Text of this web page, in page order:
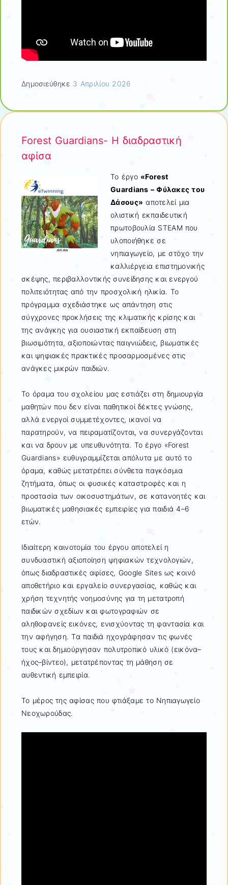
Δημοσιεύθηκε 3 Απριλίου 2026
Forest Guardians- Η διαδραστική
αφίσα
Το έργο «Forest
Guardians – Φύλακες του
Δάσους» αποτελεί μια
ολιστική εκπαιδευτική
πρωτοβουλία STEAM που
υλοποιήθηκε σε
νηπιαγωγείο, με στόχο την
καλλιέργεια επιστημονικής
σκέψης, περιβαλλοντικής συνείδησης και ενεργού
πολιτειότητας από την προσχολική ηλικία. Το
πρόγραμμα σχεδιάστηκε ως απάντηση στις
σύγχρονες προκλήσεις της κλιματικής κρίσης και
της ανάγκης για ουσιαστική εκπαίδευση στη
βιωσιμότητα, αξιοποιώντας παιγνιώδεις, βιωματικές
και ψηφιακές πρακτικές προσαρμοσμένες στις
ανάγκες μικρών παιδιών.
Το όραμα του σχολείου μας εστιάζει στη δημιουργία
μαθητών που δεν είναι παθητικοί δέκτες γνώσης,
αλλά ενεργοί συμμετέχοντες, ικανοί να
παρατηρούν, να πειραματίζονται, να συνεργάζονται
και να δρουν με υπευθυνότητα. Το έργο «Forest
Guardians» ευθυγραμμίζεται απόλυτα με αυτό το
όραμα, καθώς μετατρέπει σύνθετα παγκόσμια
ζητήματα, όπως οι φυσικές καταστροφές και η
προστασία των οικοσυστημάτων, σε κατανοητές και
βιωματικές μαθησιακές εμπειρίες για παιδιά 4–6
ετών.
Ιδιαίτερη καινοτομία του έργου αποτελεί η
συνδυαστική αξιοποίηση ψηφιακών τεχνολογιών,
όπως διαδραστικές αφίσες, Google Sites ως κοινό
αποθετήριο και εργαλείο συνεργασίας, καθώς και
χρήση τεχνητής νοημοσύνης για τη μετατροπή
παιδικών σχεδίων και φωτογραφιών σε
αληθοφανείς εικόνες, ενισχύοντας τη φαντασία και
την αφήγηση. Τα παιδιά ηχογράφησαν τις φωνές
τους και δημιούργησαν πολυτροπικό υλικό (εικόνα–
ήχος–βίντεο), μετατρέποντας τη μάθηση σε
αυθεντική εμπειρία.
Το μέρος της αφίσας που φτιάξαμε το Νηπιαγωγείο
Νεοχωρούδας.